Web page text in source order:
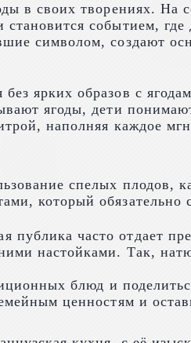
в своих творениях. На
событием,
символом, создают
ярких образов с
ягоды, дети
наполняя каждое
спелых плодов,
который обязательно
часто отдает
настойками. Так,
блюд и
ценностям и